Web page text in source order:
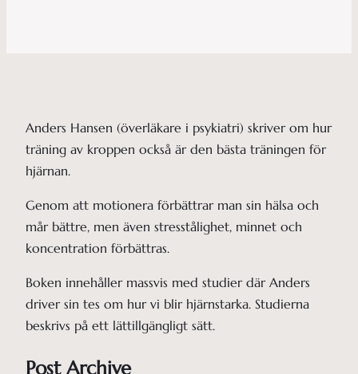
Anders Hansen (överläkare i psykiatri) skriver om hur
träning av kroppen också är den bästa träningen för
hjärnan.
Genom att motionera förbättrar man sin hälsa och
mår bättre, men även stresstålighet, minnet och
koncentration förbättras.
Boken innehåller massvis med studier där Anders
driver sin tes om hur vi blir hjärnstarka. Studierna
beskrivs på ett lättillgängligt sätt.
Post Archive